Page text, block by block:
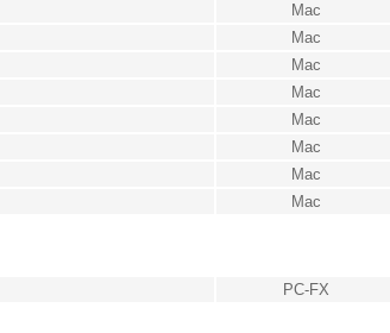
Mac
Mac
Mac
Mac
Mac
Mac
Mac
Mac
PC-FX